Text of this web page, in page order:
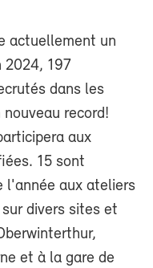
actuellement un
2024, 197
dans les
record!
aux
15 sont
l'année aux ateliers
divers sites et
et à la gare de